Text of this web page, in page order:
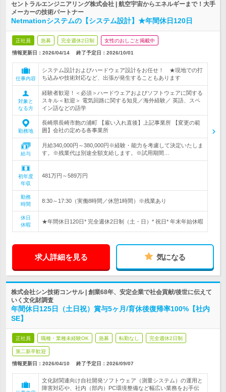
セントラルエンジニアリング株式会社 | 航空宇宙からエネルギーまで！大手
メーカーの技術パートナー
Netmationシステムの【システム設計】★年間休日120日
正社員 急募 完全週休2日制 女性のおしごと掲載中
情報更新日：2026/04/14 終了予定日： 2026/10/01
仕事内容
システム設計およびハードウェア設計をお任せ！ ★現地での打
ち込みや技術対応など、出張が発生することもあります
対象と
なる方
経験者歓迎！＜必須＞ハードウェアおよびソフトウェアに関する
スキル＜歓迎＞ 電気回路に関する知見／海外経験／ 英語、スペ
イン語などの語学
勤務地
長崎県長崎市飽の浦町 【雇い入れ直後】上記事業所 【変更の範
囲】会社の定める各事業所
給与
月給340,000円～380,000円※経験・能力を考慮して決定いたしま
す。※残業代は別途全額支給します。※試用期間…
初年度
年収
481万円～589万円
勤務
時間
8:30～17:30（実働8時間／休憩1時間）※残業あり
休日
休暇
★年間休日120日* 完全週休2日制（土・日）* 祝日* 年末年始休暇
求人詳細を見る 気になる
株式会社シン技術コンサル | 創業68年、安定企業で社会貢献/後世に伝えて
いく文化財調査
年間休日125日（土日祝）賞与5ヶ月/育休後復帰率100%【社内
SE】
正社員 職種・業種未経験OK 急募 転勤なし 完全週休2日制
第二新卒歓迎
情報更新日：2026/04/10 終了予定日： 2026/09/07
文化財関連向け自社開発ソフトウェア（測量システム）の運用と
障害対応や、社内（部内）PC環境整備など幅広い業務をお手伝